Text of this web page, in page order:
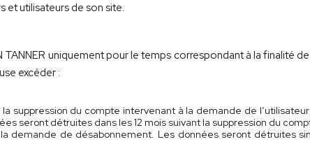
et utilisateurs de son site.
uniquement pour le temps correspondant à la finalité
excéder :
suppression du compte intervenant à la demande de l’utilisateur
seront détruites dans les 12 mois suivant la suppression du
demande de désabonnement. Les données seront détruites